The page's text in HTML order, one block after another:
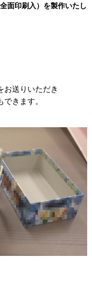
面印刷入）を製作いたし
お送りいただき
きます。